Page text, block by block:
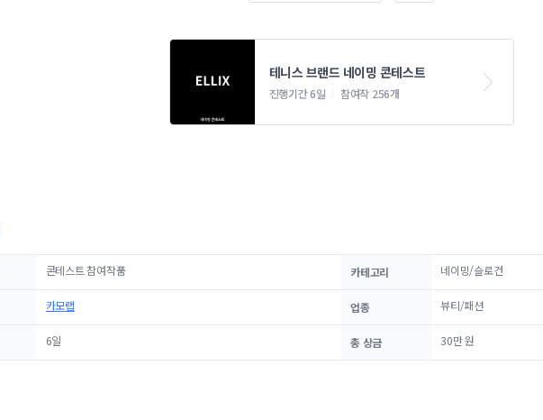
테니스 브랜드 네이밍 콘테스트
진행기간 6일 참여작 256개
콘테스트 참여작품
카모랩
6일
카테고리 네이밍/슬로건
업종 뷰티/패션
총 상금 30만 원